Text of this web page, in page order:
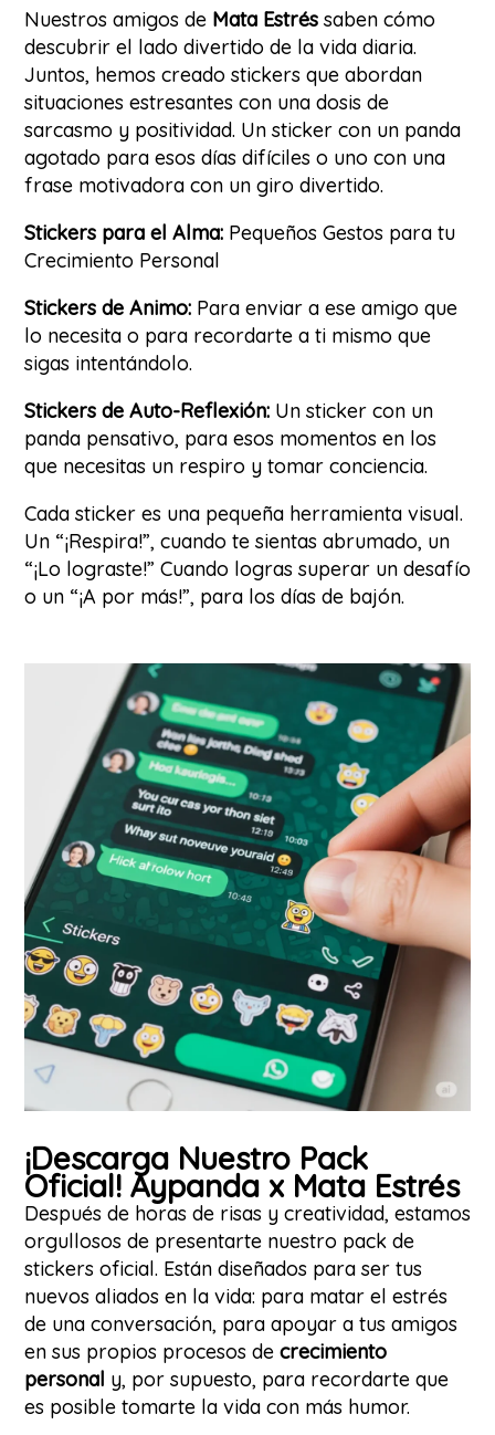
Nuestros amigos de Mata Estrés saben cómo
descubrir el lado divertido de la vida diaria.
Juntos, hemos creado stickers que abordan
situaciones estresantes con una dosis de
sarcasmo y positividad. Un sticker con un panda
agotado para esos días difíciles o uno con una
frase motivadora con un giro divertido.
Stickers para el Alma:Pequeños Gestos para tu
Crecimiento Personal
Stickers de Animo:Para enviar a ese amigo que
lo necesita o para recordarte a ti mismo que
sigas intentándolo.
Stickers de Auto-Reflexión:Un sticker con un
panda pensativo, para esos momentos en los
que necesitas un respiro y tomar conciencia.
Cada sticker es una pequeña herramienta visual.
Un “¡Respira!”, cuando te sientas abrumado, un
“¡Lo lograste!” Cuando logras superar un desafío
o un “¡A por más!”, para los días de bajón.
¡Descarga Nuestro Pack
Oficial! Aypanda x Mata Estrés
Después de horas de risas y creatividad, estamos
orgullosos de presentarte nuestro pack de
stickers oficial. Están diseñados para ser tus
nuevos aliados en la vida: para matar el estrés
de una conversación, para apoyar a tus amigos
en sus propios procesos de crecimiento
personal y, por supuesto, para recordarte que
es posible tomarte la vida con más humor.